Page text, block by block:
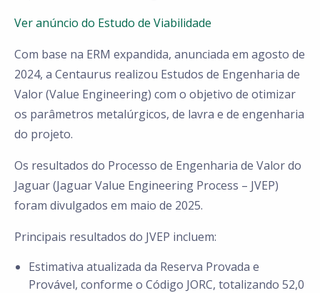
Ver anúncio do Estudo de Viabilidade
Com base na ERM expandida, anunciada em agosto de
2024, a Centaurus realizou Estudos de Engenharia de
Valor (Value Engineering) com o objetivo de otimizar
os parâmetros metalúrgicos, de lavra e de engenharia
do projeto.
Os resultados do Processo de Engenharia de Valor do
Jaguar (Jaguar Value Engineering Process – JVEP)
foram divulgados em maio de 2025.
Principais resultados do JVEP incluem:
Estimativa atualizada da Reserva Provada e
Provável, conforme o Código JORC, totalizando 52,0